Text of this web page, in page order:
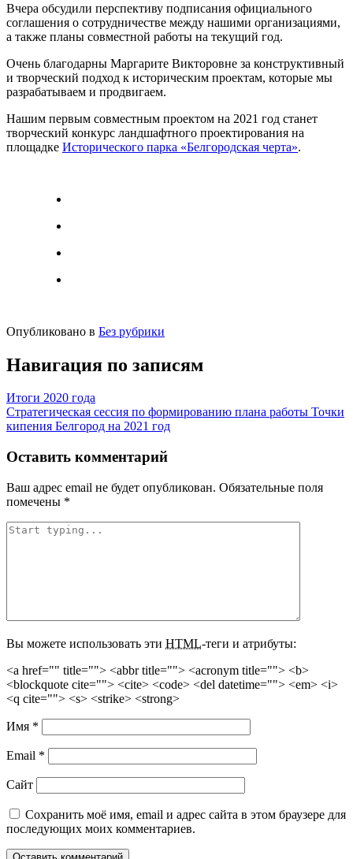
Вчера обсудили перспективу подписания официального
соглашения о сотрудничестве между нашими организациями,
а также планы совместной работы на текущий год.
Очень благодарны Маргарите Викторовне за конструктивный
и творческий подход к историческим проектам, которые мы
разрабатываем и продвигаем.
Нашим первым совместным проектом на 2021 год станет
творческий конкурс ландшафтного проектирования на
площадке Исторического парка «Белгородская черта».
Опубликовано в Без рубрики
Навигация по записям
Итоги 2020 года
Стратегическая сессия по формированию плана работы Точки
кипения Белгород на 2021 год
Оставить комментарий
Ваш адрес email не будет опубликован. Обязательные поля
помечены *
Вы можете использовать эти HTML-теги и атрибуты:
<a href="" title=""> <abbr title=""> <acronym title=""> <b>
<blockquote cite=""> <cite> <code> <del datetime=""> <em> <i>
<q cite=""> <s> <strike> <strong>
Имя *
Email *
Сайт
Сохранить моё имя, email и адрес сайта в этом браузере для
последующих моих комментариев.